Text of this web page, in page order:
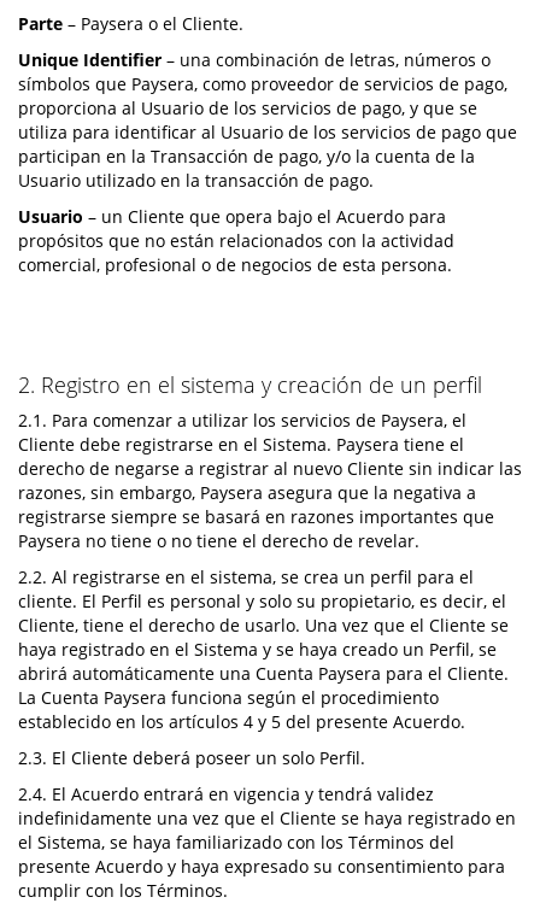
Parte – Paysera o el Cliente.
Unique Identifier – una combinación de letras, números o
símbolos que Paysera, como proveedor de servicios de pago,
proporciona al Usuario de los servicios de pago, y que se
utiliza para identificar al Usuario de los servicios de pago que
participan en la Transacción de pago, y/o la cuenta de la
Usuario utilizado en la transacción de pago.
Usuario – un Cliente que opera bajo el Acuerdo para
propósitos que no están relacionados con la actividad
comercial, profesional o de negocios de esta persona.
2. Registro en el sistema y creación de un perfil
2.1. Para comenzar a utilizar los servicios de Paysera, el
Cliente debe registrarse en el Sistema. Paysera tiene el
derecho de negarse a registrar al nuevo Cliente sin indicar las
razones, sin embargo, Paysera asegura que la negativa a
registrarse siempre se basará en razones importantes que
Paysera no tiene o no tiene el derecho de revelar.
2.2. Al registrarse en el sistema, se crea un perfil para el
cliente. El Perfil es personal y solo su propietario, es decir, el
Cliente, tiene el derecho de usarlo. Una vez que el Cliente se
haya registrado en el Sistema y se haya creado un Perfil, se
abrirá automáticamente una Cuenta Paysera para el Cliente.
La Cuenta Paysera funciona según el procedimiento
establecido en los artículos 4 y 5 del presente Acuerdo.
2.3. El Cliente deberá poseer un solo Perfil.
2.4. El Acuerdo entrará en vigencia y tendrá validez
indefinidamente una vez que el Cliente se haya registrado en
el Sistema, se haya familiarizado con los Términos del
presente Acuerdo y haya expresado su consentimiento para
cumplir con los Términos.